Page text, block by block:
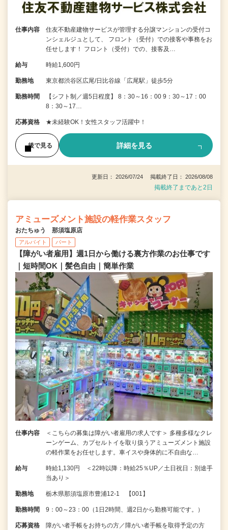
仕事内容
住友不動産建物サービスが管理する分譲マンションの受付コ
ンシェルジュとして、 フロント（受付）での接客や事務をお
任せします！ フロント（受付）での、接客及…
給与 時給1,600円
勤務地 東京都渋谷区広尾/日比谷線「広尾駅」徒歩5分
勤務時間
【シフト制／週5日程度】 8：30～16：00 9：30～17：00
8：30～17…
応募資格 ★未経験OK！女性スタッフ活躍中！
後で見る 詳細を見る
更新日： 2026/07/24 掲載終了日： 2026/08/08
掲載終了まであと2日
アミューズメント施設の軽作業スタッフ
おたちゅう 那須塩原店
アルバイト パート
【障がい者雇用】週1日から働ける裏方作業のお仕事です
｜短時間OK｜髪色自由｜簡単作業
仕事内容
＜こちらの募集は障がい者雇用の求人です＞ 多種多様なクレ
ーンゲーム、カプセルトイを取り扱うアミューズメント施設
の軽作業をお任せします。車イスや身体的に不自由な…
給与
時給1,130円 ＜22時以降：時給25％UP／土日祝日：別途手
当あり＞
勤務地 栃木県那須塩原市豊浦12-1 【001】
勤務時間 9：00～23：00（1日2時間、週2日から勤務可能です。）
応募資格 障がい者手帳をお持ちの方／障がい者手帳を取得予定の方